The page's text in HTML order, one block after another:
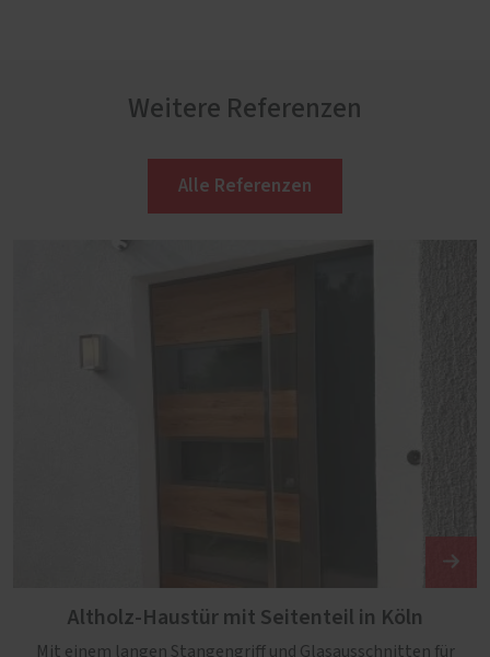
Weitere Referenzen
Alle Referenzen
Altholz-Haustür mit Seitenteil in Köln
Mit einem langen Stangengriff und Glasausschnitten für